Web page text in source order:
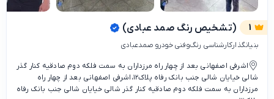
1 (تشخیص رنگ صمد عبادی)
بنیانگذارکارشناسی رنگ‌وفنی خودرو صمدعبادی
اشرفی اصفهانی بعد از چهار راه مرزداران به سمت فلکه دوم صادقیه کنار گذر
شالی خیایان شالی جنب بانک رفاه پلاک۱۲،اشرفی اصفهانی بعد از چهار راه
مرزداران به سمت فلکه دوم صادقیه کنار گذر شالی خیایان شالی جنب بانک رفاه